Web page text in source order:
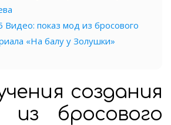
Видео: показ мод из бросового
«На балу у Золушки»
создания
из бросового